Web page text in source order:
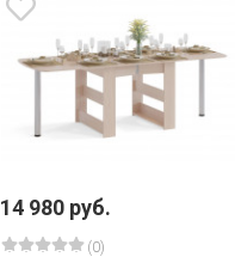
14 980 руб.
(0)